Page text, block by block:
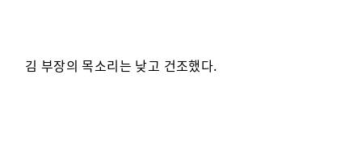
김 부장의 목소리는 낮고 건조했다.